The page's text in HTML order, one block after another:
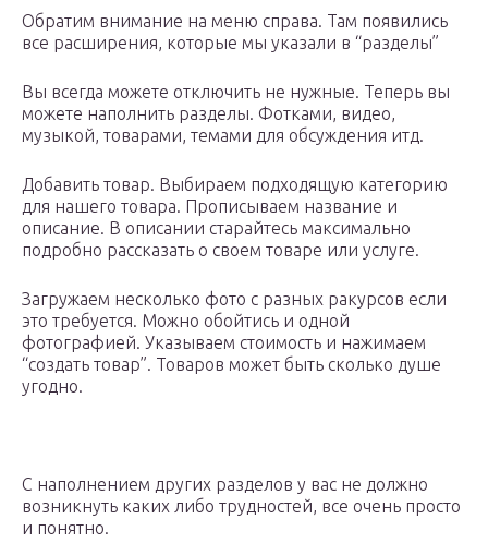
Обратим внимание на меню справа. Там появились
все расширения, которые мы указали в “разделы”
Вы всегда можете отключить не нужные. Теперь вы
можете наполнить разделы. Фотками, видео,
музыкой, товарами, темами для обсуждения итд.
Добавить товар. Выбираем подходящую категорию
для нашего товара. Прописываем название и
описание. В описании старайтесь максимально
подробно рассказать о своем товаре или услуге.
Загружаем несколько фото с разных ракурсов если
это требуется. Можно обойтись и одной
фотографией. Указываем стоимость и нажимаем
“создать товар”. Товаров может быть сколько душе
угодно.
С наполнением других разделов у вас не должно
возникнуть каких либо трудностей, все очень просто
и понятно.